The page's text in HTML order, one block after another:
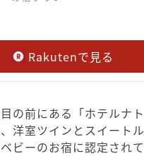
Rakutenで見る
の前にある「ホテルナ
洋室ツインとスイート
ビーのお宿に認定されて